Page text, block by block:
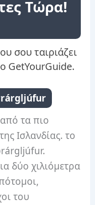
Τώρα!
σου ταιριάζει
GetYourGuide.
τα πιο
Ισλανδίας. το
δύο χιλιόμετρα
του